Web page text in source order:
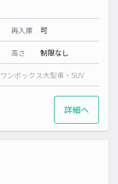
再入庫 可
高さ 制限なし
ワンボックス大型車・SUV
詳細へ